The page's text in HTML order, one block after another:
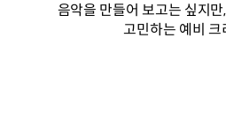
음악을 만들어 보고는 싶지
고민하는 예비 크